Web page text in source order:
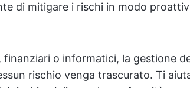
di mitigare i rischi in modo
o informatici, la gestione
rischio venga trascurato. Ti